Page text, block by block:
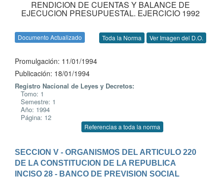
RENDICION DE CUENTAS Y BALANCE DE
EJECUCION PRESUPUESTAL. EJERCICIO 1992
Documento Actualizado Toda la Norma Ver Imagen del D.O.
Promulgación: 11/01/1994
Publicación: 18/01/1994
Registro Nacional de Leyes y Decretos:
Tomo: 1
Semestre: 1
Año: 1994
Página: 12
Referencias a toda la norma
SECCION V - ORGANISMOS DEL ARTICULO 220
DE LA CONSTITUCION DE LA REPUBLICA
INCISO 28 - BANCO DE PREVISION SOCIAL